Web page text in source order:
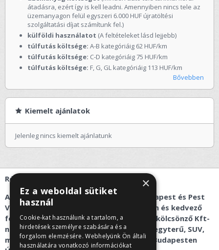
átadásra, ezért így is kell leadni. Amennyiben nincs tele az
üzemanyagon felül egyszeri 6.000 HUF újratöltési
szolgáltatási díjat számítunk fel.)
külföldi használatot (A feltételeket lásd lejjebb)
túlfutás költsége: A-B kategóriáig 62 HUF/km
túlfutás költsége: C-D kategóriáig 75 HUF/km
túlfutás költsége: F, G, GL kategóriáig 113 HUF/km
Bővebben
Kiemelt ajánlatok
Jelenleg nincs kiemelt ajánlatunk
Rólunk
Az autóbérlés és kisbusz kölcsönzés Budapest és Pest
Vármegye területén gyorsan, egyszerűen és kedvező
feltételekkel érhető el a Recent Car autókölcsönző Kft-
nél. Alsó-, közép-, nagykategóriás autó, egyterű, SUV,
mikrobusz kölcsönzés és kisbusz bérlés Budapesten
×
Ez a weboldal sütiket
használ
Cookie-kat használunk a tartalom, a
hirdetések személyre szabására és a
forgalom elemzésére. Webhelyünk Ön általi
használatára vonatkozó információkat